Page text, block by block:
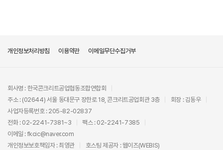
개인정보처리방침 이용약관 이메일무단수집거부
회사명 : 한국콘크리트공업협동조합연합회
주소 : (02644) 서울 동대문구 장한로 18, 콘크리트공업회관 3층
회장 : 김동우
사업자등록번호 : 205-82-02837
전화 : 02-2241-7381~3
팩스 : 02-2241-7385
이메일 : fkcic@naver.com
개인정보보호책임자 : 최영관
호스팅 제공자 :웹이즈(WEBIS)